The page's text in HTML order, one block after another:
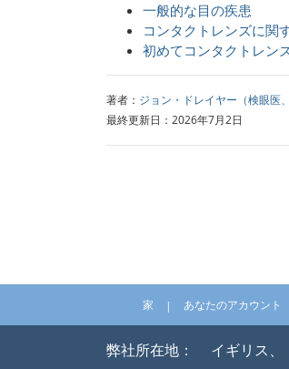
一般的な目の疾患
コンタクトレンズに関
初めてコンタクトレン
著者： ジョン・ドレイヤー（検眼医
最終更新日：2026年7月2日
家 あなたのアカウント
弊社所在地： イギリス、